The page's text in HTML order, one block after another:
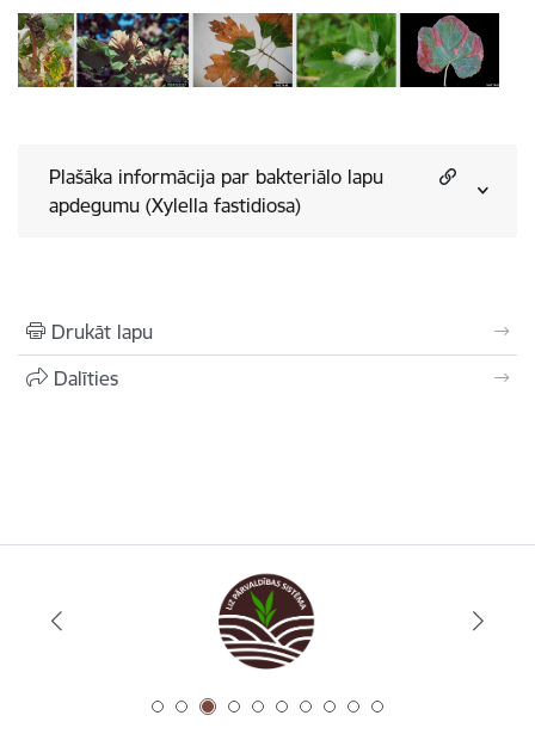
Plašāka informācija par bakteriālo lapu
apdegumu (Xylella fastidiosa)
Drukāt lapu
Dalīties